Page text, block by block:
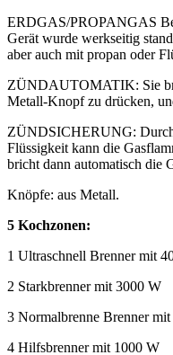
ERDGAS/PROPANGAS
Gerät wurde werkseitig
aber auch mit propan oder
ZÜNDAUTOMATIK: Sie
Metall-Knopf zu drücken,
ZÜNDSICHERUNG:
Flüssigkeit kann die
bricht dann automatisch die
Knöpfe: aus Metall.
5 Kochzonen:
1 Ultraschnell Brenner mit
2 Starkbrenner mit 3000 W
3 Normalbrenne Brenner
4 Hilfsbrenner mit 1000 W